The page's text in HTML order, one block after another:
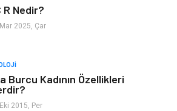
R Nedir?
2025, Çar
Burcu Kadının Özellikleri
2015, Per